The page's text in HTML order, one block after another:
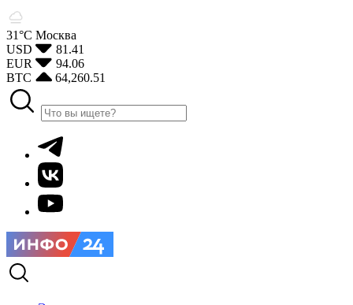
31°С Москва
USD
81.41
EUR
94.06
BTC
64,260.51